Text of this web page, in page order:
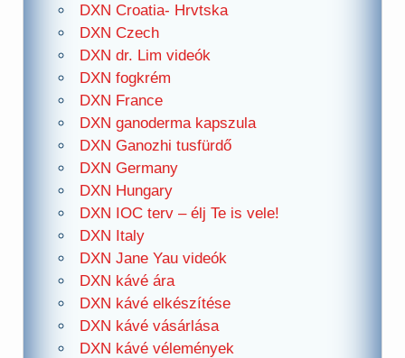
DXN Croatia- Hrvtska
DXN Czech
DXN dr. Lim videók
DXN fogkrém
DXN France
DXN ganoderma kapszula
DXN Ganozhi tusfürdő
DXN Germany
DXN Hungary
DXN IOC terv – élj Te is vele!
DXN Italy
DXN Jane Yau videók
DXN kávé ára
DXN kávé elkészítése
DXN kávé vásárlása
DXN kávé vélemények